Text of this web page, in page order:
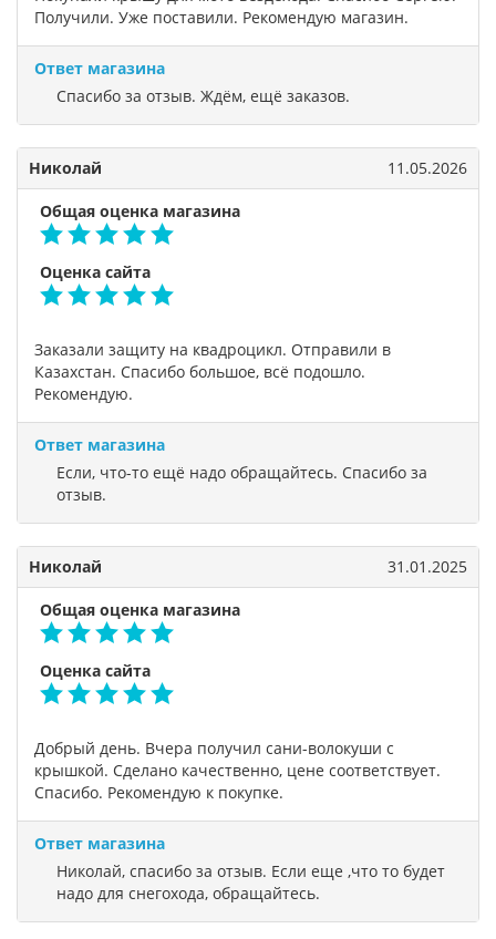
Получили. Уже поставили. Рекомендую магазин.
Ответ магазина
Спасибо за отзыв. Ждём, ещё заказов.
Николай 11.05.2026
Общая оценка магазина
Оценка сайта
Заказали защиту на квадроцикл. Отправили в
Казахстан. Спасибо большое, всё подошло.
Рекомендую.
Ответ магазина
Если, что-то ещё надо обращайтесь. Спасибо за
отзыв.
Николай 31.01.2025
Общая оценка магазина
Оценка сайта
Добрый день. Вчера получил сани-волокуши с
крышкой. Сделано качественно, цене соответствует.
Спасибо. Рекомендую к покупке.
Ответ магазина
Николай, спасибо за отзыв. Если еще ,что то будет
надо для снегохода, обращайтесь.